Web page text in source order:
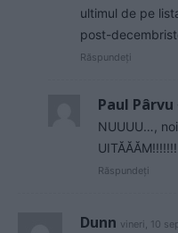
ultimul de pe
post-
Răspundeți
Paul Pârvu
NUUUU…,
Răspundeți
Dunn vineri, 10